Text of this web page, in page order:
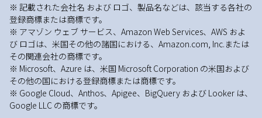
※ 記載された会社名 および ロゴ、製品名などは、該当する各社の
登録商標または商標です。
※ アマゾン ウェブ サービス、Amazon Web Services、AWS およ
び ロゴは、米国その他の諸国における、Amazon.com, Inc.または
その関連会社の商標です。
※ Microsoft、Azure は、米国 Microsoft Corporation の米国および
その他の国における登録商標または商標です。
※ Google Cloud、Anthos、Apigee、BigQuery および Looker は、
Google LLC の商標です。